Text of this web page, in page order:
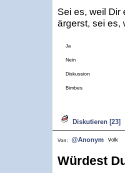
Sei es, weil Dir
ärgerst, sei es,
Ja
Nein
Diskussion
Bimbes
Diskutieren [23]
Von: @Anonym
Würdest